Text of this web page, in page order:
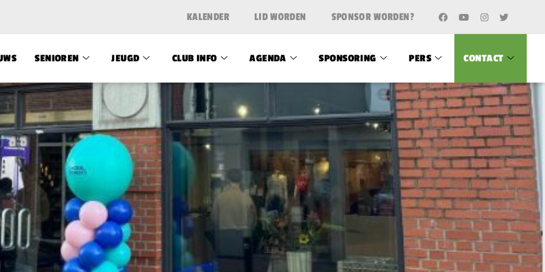
KALENDER LID WORDEN SPONSOR WORDEN?
SENIOREN JEUGD CLUB INFO AGENDA SPONSORING PERS CONTACT